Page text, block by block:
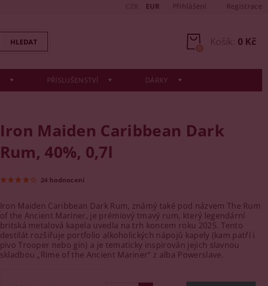
EUR Přihlášení Registrace
Košík: 0 Kč
0
PŘÍSLUŠENSTVÍ DÁRKY
Iron Maiden Caribbean Dark
Rum, 40%, 0,7l
24 hodnocení
Iron Maiden Caribbean Dark Rum, známý také pod názvem The Rum
of the Ancient Mariner, je prémiový tmavý rum, který legendární
britská metalová kapela uvedla na trh koncem roku 2025. Tento
destilát rozšiřuje portfolio alkoholických nápojů kapely (kam patří i
pivo Trooper nebo gin) a je tematicky inspirován jejich slavnou
skladbou „Rime of the Ancient Mariner“ z alba Powerslave.